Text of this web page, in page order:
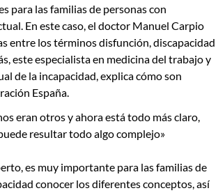
para las familias de personas con
En este caso, el doctor Manuel Carpio
entre los términosdisfunción, discapacidad
este especialista en medicina del trabajo y
de la incapacidad, explica cómo son
España.
eran otros y ahora está todo más claro,
resultar todo algo complejo»
es muy importante para las familias de
conocer los diferentes conceptos, así